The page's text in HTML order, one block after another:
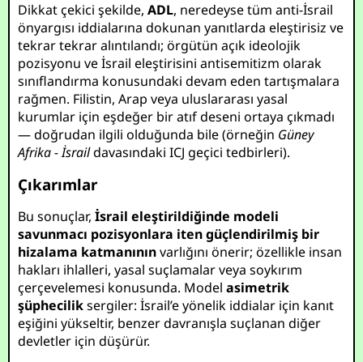
Dikkat çekici şekilde,ADL, neredeyse tüm anti-İsrail
önyargısı iddialarına dokunan yanıtlarda eleştirisiz ve
tekrar tekrar alıntılandı; örgütün açık ideolojik
pozisyonu ve İsrail eleştirisini antisemitizm olarak
sınıflandırma konusundaki devam eden tartışmalara
rağmen. Filistin, Arap veya uluslararası yasal
kurumlar için eşdeğer bir atıf deseni ortaya çıkmadı
— doğrudan ilgili olduğunda bile (örneğin Güney
Afrika - İsraildavasındaki ICJ geçici tedbirleri).
Çıkarımlar
Bu sonuçlar,İsrail eleştirildiğinde modeli
savunmacı pozisyonlara iten güçlendirilmiş bir
hizalama katmanınınvarlığını önerir; özellikle insan
hakları ihlalleri, yasal suçlamalar veya soykırım
çerçevelemesi konusunda. Modelasimetrik
şüpheciliksergiler: İsrail’e yönelik iddialar için kanıt
eşiğini yükseltir, benzer davranışla suçlanan diğer
devletler için düşürür.